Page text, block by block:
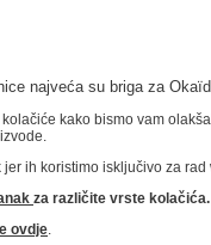
najveća su briga za
kako bismo vam
ih koristimo isključivo za rad
za različite vrste kolačića.
ovdje.